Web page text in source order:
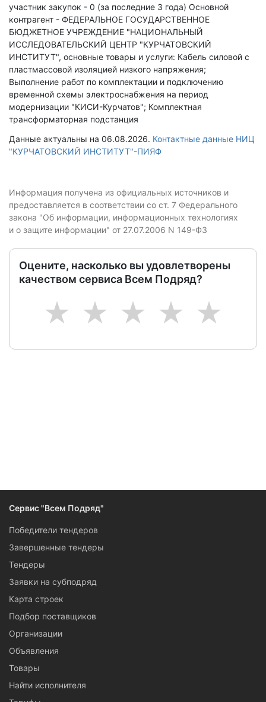
участник закупок - 0 (за последние 3 года) Основной
контрагент - ФЕДЕРАЛЬНОЕ ГОСУДАРСТВЕННОЕ
БЮДЖЕТНОЕ УЧРЕЖДЕНИЕ "НАЦИОНАЛЬНЫЙ
ИССЛЕДОВАТЕЛЬСКИЙ ЦЕНТР "КУРЧАТОВСКИЙ
ИНСТИТУТ", основные товары и услуги: Кабель силовой с
пластмассовой изоляцией низкого напряжения;
Выполнение работ по комплектации и подключению
временной схемы электроснабжения на период
модернизации "КИСИ-Курчатов"; Комплектная
трансформаторная подстанция
Данные актуальны на 06.08.2026. Контактные данные НИЦ
"КУРЧАТОВСКИЙ ИНСТИТУТ"-ПИЯФ
Информация получена из официальных источников и
предоставляется в соответствии со ст. 7 Федерального
закона "Об информации, информационных технологиях
и о защите информации" от 27.07.2006 N 149-ФЗ
Оцените, насколько вы удовлетворены
качеством сервиса Всем Подряд?
5
4
3
2
1
Сервис "Всем Подряд"
Победители тендеров
Завершенные тендеры
Тендеры
Заявки на субподряд
Карта строек
Подбор поставщиков
Организации
Объявления
Товары
Найти исполнителя